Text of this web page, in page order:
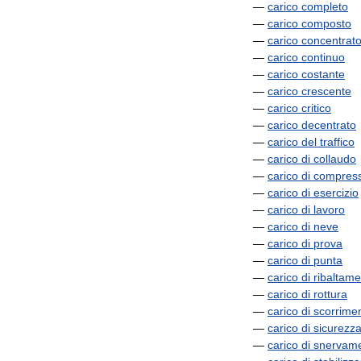
— carico completo
— carico composto
— carico concentrato
— carico continuo
— carico costante
— carico crescente
— carico critico
— carico decentrato
— carico del traffico
— carico di collaudo
— carico di
— carico di esercizio
— carico di lavoro
— carico di neve
— carico di prova
— carico di punta
— carico di
— carico di rottura
— carico di
— carico di sicurezza
— carico di